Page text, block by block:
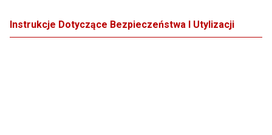
Instrukcje Dotyczące Bezpieczeństwa I Utylizacji